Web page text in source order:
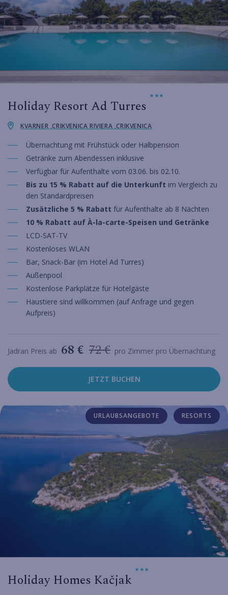
Holiday Resort Ad Turres
KVARNER ,CRIKVENICA RIVIERA ,CRIKVENICA
Übernachtung mit Frühstück oder Halbpension
Getränke zum Abendessen inklusive
Verfügbar für Aufenthalte vom 03.06. bis 02.10.
Bis zu 15 % Rabatt auf die Unterkunft im Vergleich zu
den Standardpreisen
Zusätzliche 5 % Rabatt für Aufenthalte ab 8 Nächten
10 % Rabatt auf À-la-carte-Speisen und Getränke
LCD-SAT-TV
Kostenloses WLAN
Bar, Snack-Bar (im Hotel Ad Turres)
Außenpool
Kostenlose Parkplätze für Hotelgäste
Haustiere sind willkommen (auf Anfrage und gegen
Aufpreis)
Jadran Preis ab 68 € 72 € pro Zimmer pro Übernachtung
JETZT BUCHEN
URLAUBSANGEBOTE RESORTS
Holiday Homes Kačjak